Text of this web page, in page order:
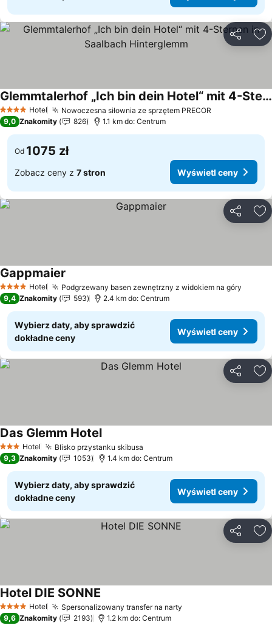
4 KategoriaHotel Nowoczesna siłownia ze sprzętem PRECOR
Glemmtalerhof „Ich bin dein Hotel“ mit 4-Sternen in Saalbach Hinterglemm
Wyświetl ceny
9,0 Znakomity 826 1.1 km do: Centrum
Od 1075 zł
Zobacz ceny z 7 stron Wyświetl ceny
4 KategoriaHotel Podgrzewany basen zewnętrzny z widokiem na góry
Gappmaier
9,4 Znakomity 593 2.4 km do: Centrum
Wybierz daty, aby sprawdzić
dokładne ceny
Wyświetl ceny
3 Kategoria
Hotel Blisko przystanku skibusa
Das Glemm HotelWyświetl ceny
9,3 Znakomity 1053 1.4 km do: Centrum
Wybierz daty, aby sprawdzić
dokładne ceny
Wyświetl ceny
4 KategoriaHotel Spersonalizowany transfer na narty
Hotel DIE SONNE
9,6 Znakomity 2193 1.2 km do: Centrum